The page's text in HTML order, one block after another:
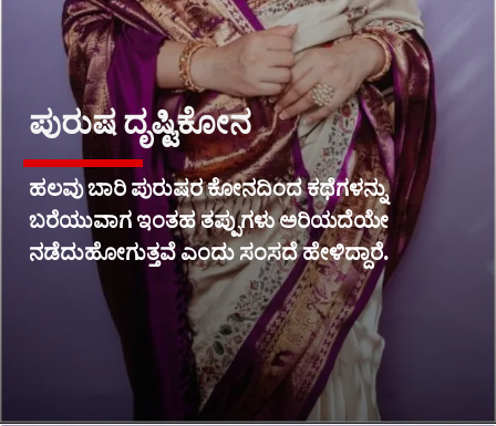
ಪುರುಷ ದೃಷ್ಟಿಕೋನ
ಹಲವು ಬಾರಿ ಪುರುಷರ ಕೋನದಿಂದ ಕಥೆಗಳನ್ನು
ಬರೆಯುವಾಗ ಇಂತಹ ತಪ್ಪುಗಳು ಅರಿಯದೆಯೇ
ನಡೆದುಹೋಗುತ್ತವೆ ಎಂದು ಸಂಸದೆ ಹೇಳಿದ್ದಾರೆ.